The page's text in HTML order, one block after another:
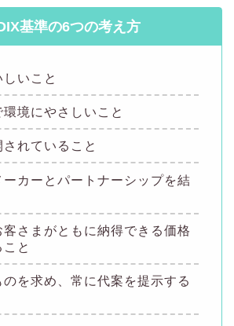
基準の6つの考え方
いこと
境にやさしいこと
れていること
ーカーとパートナーシップを結
さまがともに納得できる価格
と
のを求め、常に代案を提示する